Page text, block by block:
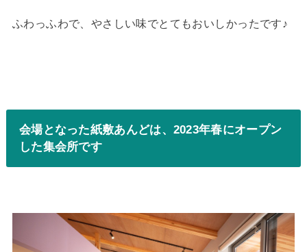
ふわっふわで、やさしい味でとてもおいしかったです♪
会場となった紙敷あんどは、2023年春にオープン
した集会所です